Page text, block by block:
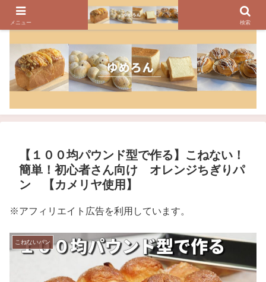
パンのレシピ、パン作りの疑問や美味しく焼けるコツを紹介しています
【１００均パウンド型で作る】こねない！
簡単！初心者さん向け オレンジちぎりパ
ン 【カメリヤ使用】
※アフィリエイト広告を利用しています。
こねないパン
メニュー 検索